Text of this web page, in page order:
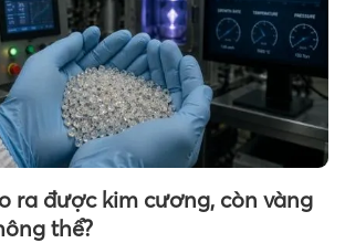
ra được kim cương, còn vàng
thể?